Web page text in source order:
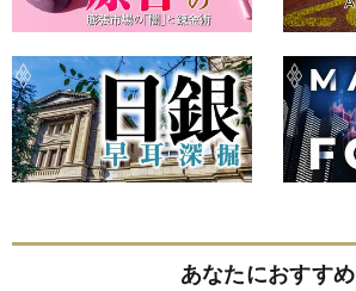
あなたにおすすめ